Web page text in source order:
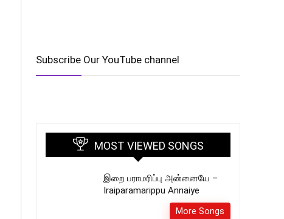
Subscribe Our YouTube channel
MOST VIEWED SONGS
இறை பராமரிப்பு அன்னையே –
Iraiparamarippu Annaiye
More Songs